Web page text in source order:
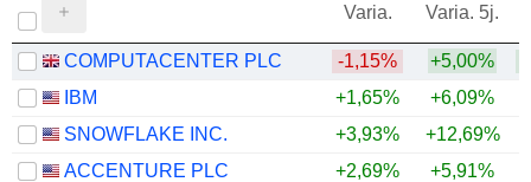
Varia. Varia. 5j.
COMPUTACENTER PLC
-1,15% +5,00%
IBM
+1,65% +6,09%
SNOWFLAKE INC.
+3,93% +12,69%
ACCENTURE PLC
+2,69% +5,91%